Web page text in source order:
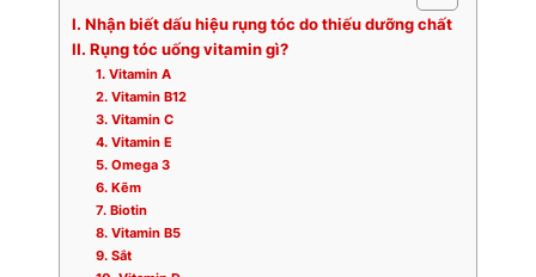
I. Nhận biết dấu hiệu rụng tóc do thiếu dưỡng chất
II. Rụng tóc uống vitamin gì?
1. Vitamin A
2. Vitamin B12
3. Vitamin C
4. Vitamin E
5. Omega 3
6. Kẽm
7. Biotin
8. Vitamin B5
9. Sắt